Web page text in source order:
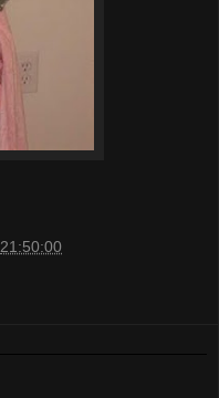
21:50:00